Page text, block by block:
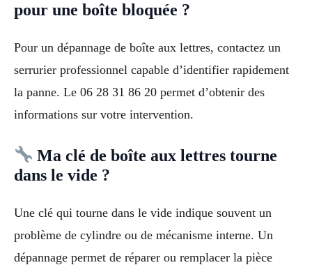
pour une boîte bloquée ?
Pour un dépannage de boîte aux lettres, contactez un
serrurier professionnel capable d’identifier rapidement
la panne. Le 06 28 31 86 20 permet d’obtenir des
informations sur votre intervention.
Ma clé de boîte aux lettres tourne
dans le vide ?
Une clé qui tourne dans le vide indique souvent un
problème de cylindre ou de mécanisme interne. Un
dépannage permet de réparer ou remplacer la pièce